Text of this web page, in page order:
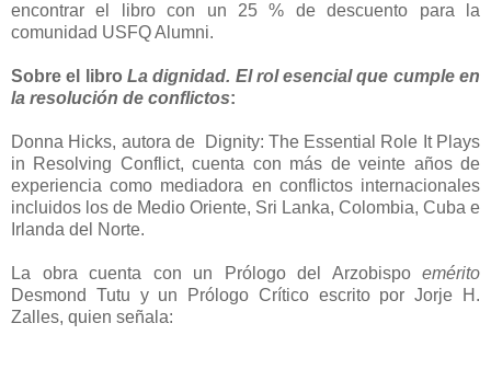
encontrar el libro con un 25 % de descuento para la
comunidad USFQ Alumni.
Sobre el libro La dignidad. El rol esencial que cumple en
la resolución de conflictos:
Donna Hicks, autora de Dignity: The Essential Role It Plays
in Resolving Conflict, cuenta con más de veinte años de
experiencia como mediadora en conflictos internacionales
incluidos los de Medio Oriente, Sri Lanka, Colombia, Cuba e
Irlanda del Norte.
La obra cuenta con un Prólogo del Arzobispo emérito
Desmond Tutu y un Prólogo Crítico escrito por Jorje H.
Zalles, quien señala: